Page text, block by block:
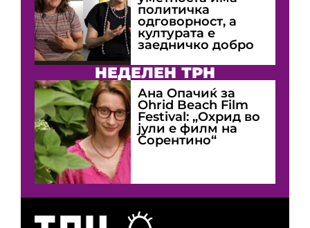
политичка
одговорност, а
културата е
заедничко добро
НЕДЕЛЕН ТРН
Ана Опачиќ за
Оhrid Beach Film
Festival: „Охрид во
јули е филм на
Сорентино“